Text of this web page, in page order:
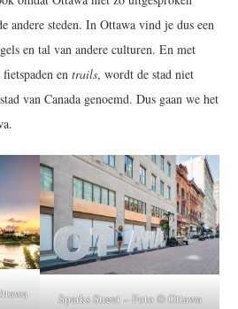
andere steden. In Ottawa vind je dus een
en tal van andere culturen. En met
en trails, wordt de stad niet
van Canada genoemd. Dus gaan we het
Sparks Street – Foto © Ottawa